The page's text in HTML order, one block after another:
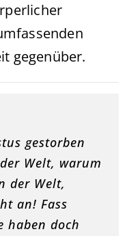
gegenüber.
gestorben
Welt, warum
der Welt,
an! Fass
haben doch